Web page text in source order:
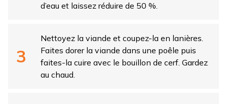
d’eau et laissez réduire de 50 %.
Nettoyez la viande et coupez-la en lanières.
Faites dorer la viande dans une poêle puis
faites-la cuire avec le bouillon de cerf. Gardez
au chaud.